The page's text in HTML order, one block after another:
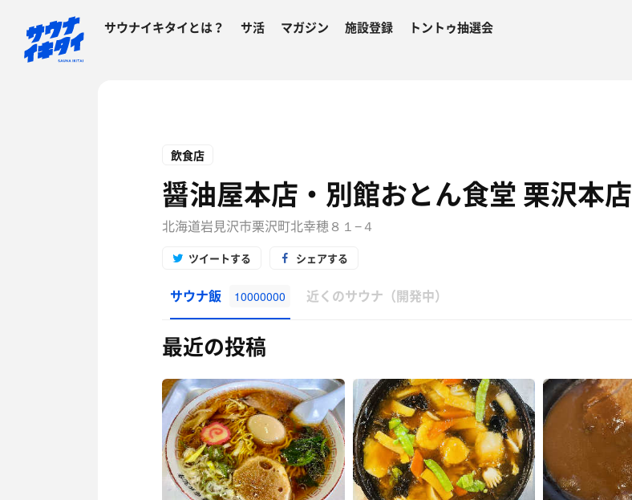
サウナイキタイとは？ サ活 マガジン 施設登録 トントゥ抽選会
飲食店
醤油屋本店・別館おとん食堂 栗沢本店
北海道岩見沢市栗沢町北幸穂８１−４
ツイートする シェアする
サウナ飯 10000000 近くのサウナ（開発中）
最近の投稿